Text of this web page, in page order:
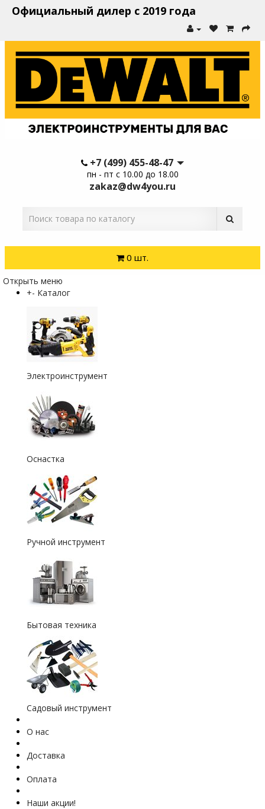
Официальный дилер с 2019 года
+7 (499) 455-48-47
пн - пт с 10.00 до 18.00
zakaz@dw4you.ru
0 шт.
Открыть меню
+- Каталог
Электроинструмент
Оснастка
Ручной инструмент
Бытовая техника
Садовый инструмент
О нас
Доставка
Оплата
Наши акции!